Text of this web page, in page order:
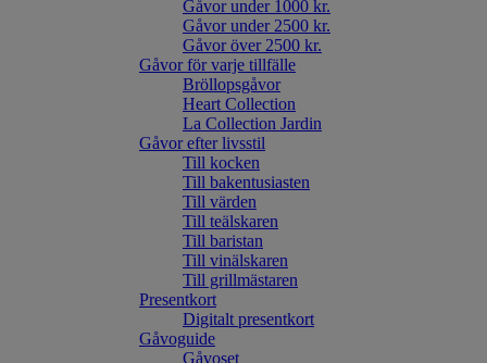
Gåvor under 1000 kr.
Gåvor under 2500 kr.
Gåvor över 2500 kr.
Gåvor för varje tillfälle
Bröllopsgåvor
Heart Collection
La Collection Jardin
Gåvor efter livsstil
Till kocken
Till bakentusiasten
Till värden
Till teälskaren
Till baristan
Till vinälskaren
Till grillmästaren
Presentkort
Digitalt presentkort
Gåvoguide
Gåvoset